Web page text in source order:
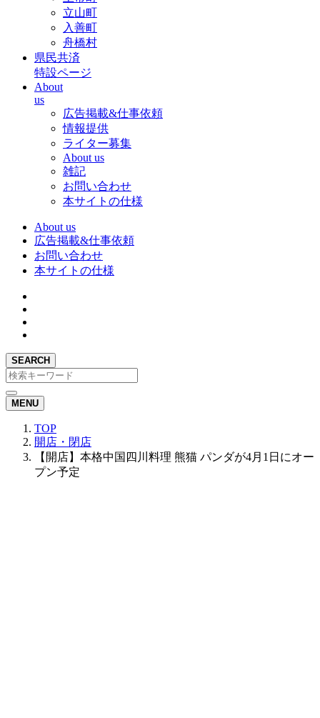
立山町
入善町
舟橋村
県民共済
特設ページ
About
us
広告掲載&仕事依頼
情報提供
ライター募集
About us
雑記
お問い合わせ
本サイトの仕様
About us
広告掲載&仕事依頼
お問い合わせ
本サイトの仕様
SEARCH
MENU
TOP
開店・閉店
【開店】本格中国四川料理 熊猫 パンダが4月1日にオー
プン予定